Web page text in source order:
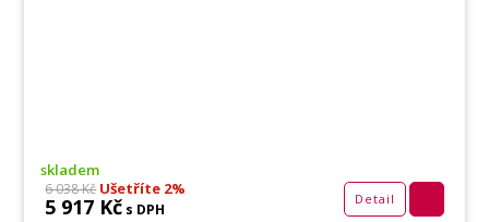
skladem
6 038 KčUšetříte 2%
5 917 Kč s DPH
Detail